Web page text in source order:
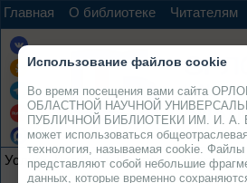
Главная О библиотеке Читателям
Услуги Ресурсы Проекты
Использование файлов cookie
Во время посещения вами сайта
ОБЛАСТНОЙ НАУЧНОЙ
ПУБЛИЧНОЙ БИБЛИОТЕКИ ИМ. И. А.
может использоваться общеотраслевая
технология, называемая cookie.
представляют собой небольшие
данных, которые временно